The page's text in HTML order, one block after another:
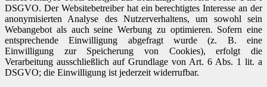
DSGVO. Der Websitebetreiber hat ein berechtigtes Interesse an der
anonymisierten Analyse des Nutzerverhaltens, um sowohl sein
Webangebot als auch seine Werbung zu optimieren. Sofern eine
entsprechende Einwilligung abgefragt wurde (z. B. eine
Einwilligung zur Speicherung von Cookies), erfolgt die
Verarbeitung ausschließlich auf Grundlage von Art. 6 Abs. 1 lit. a
DSGVO; die Einwilligung ist jederzeit widerrufbar.